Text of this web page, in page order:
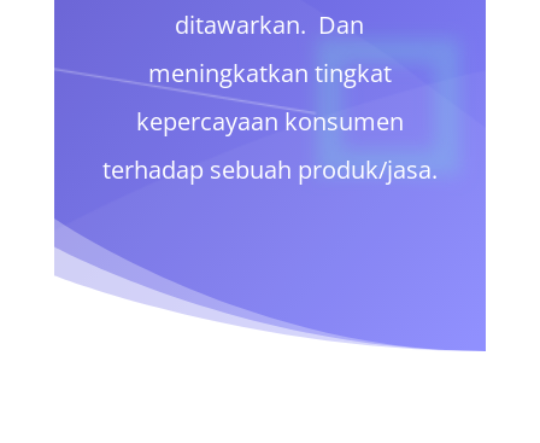
ditawarkan. Dan
meningkatkan tingkat
kepercayaan konsumen
terhadap sebuah produk/jasa.